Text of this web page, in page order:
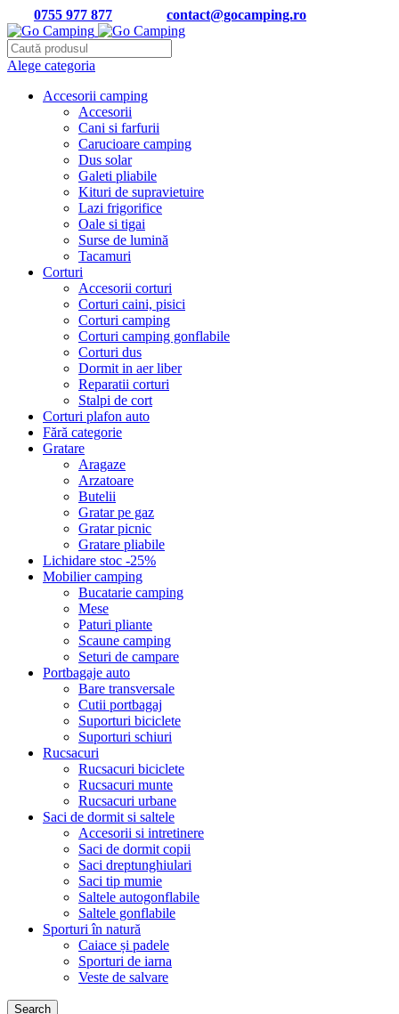
0755 977 877 contact@gocamping.ro
Alege categoria
Accesorii camping
Accesorii
Cani si farfurii
Carucioare camping
Dus solar
Galeti pliabile
Kituri de supravietuire
Lazi frigorifice
Oale si tigai
Surse de lumină
Tacamuri
Corturi
Accesorii corturi
Corturi caini, pisici
Corturi camping
Corturi camping gonflabile
Corturi dus
Dormit in aer liber
Reparatii corturi
Stalpi de cort
Corturi plafon auto
Fără categorie
Gratare
Aragaze
Arzatoare
Butelii
Gratar pe gaz
Gratar picnic
Gratare pliabile
Lichidare stoc -25%
Mobilier camping
Bucatarie camping
Mese
Paturi pliante
Scaune camping
Seturi de campare
Portbagaje auto
Bare transversale
Cutii portbagaj
Suporturi biciclete
Suporturi schiuri
Rucsacuri
Rucsacuri biciclete
Rucsacuri munte
Rucsacuri urbane
Saci de dormit si saltele
Accesorii si intretinere
Saci de dormit copii
Saci dreptunghiulari
Saci tip mumie
Saltele autogonflabile
Saltele gonflabile
Sporturi în natură
Caiace și padele
Sporturi de iarna
Veste de salvare
Search